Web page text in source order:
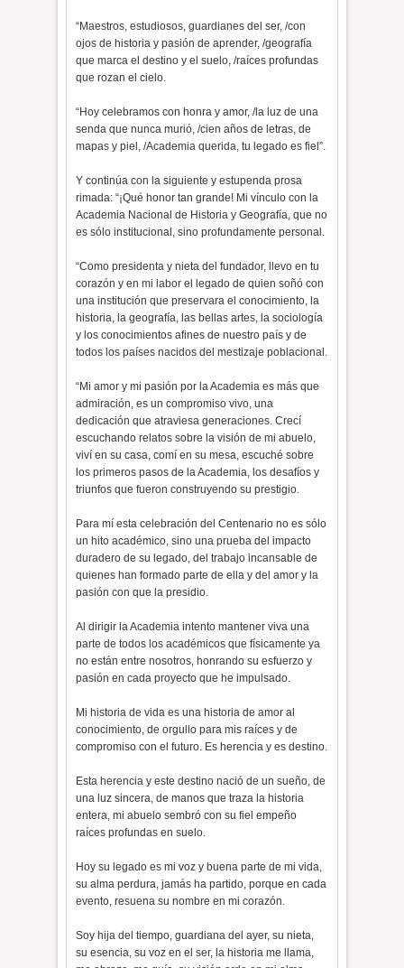
“Maestros, estudiosos, guardianes del ser, /con
ojos de historia y pasión de aprender, /geografía
que marca el destino y el suelo, /raíces profundas
que rozan el cielo.
“Hoy celebramos con honra y amor, /la luz de una
senda que nunca murió, /cien años de letras, de
mapas y piel, /Academia querida, tu legado es fiel”.
Y continúa con la siguiente y estupenda prosa
rimada: “¡Qué honor tan grande! Mi vínculo con la
Academia Nacional de Historia y Geografía, que no
es sólo institucional, sino profundamente personal.
“Como presidenta y nieta del fundador, llevo en tu
corazón y en mi labor el legado de quien soñó con
una institución que preservara el conocimiento, la
historia, la geografía, las bellas artes, la sociología
y los conocimientos afines de nuestro país y de
todos los países nacidos del mestizaje poblacional.
“Mi amor y mi pasión por la Academia es más que
admiración, es un compromiso vivo, una
dedicación que atraviesa generaciones. Crecí
escuchando relatos sobre la visión de mi abuelo,
viví en su casa, comí en su mesa, escuché sobre
los primeros pasos de la Academia, los desafíos y
triunfos que fueron construyendo su prestigio.
Para mí esta celebración del Centenario no es sólo
un hito académico, sino una prueba del impacto
duradero de su legado, del trabajo incansable de
quienes han formado parte de ella y del amor y la
pasión con que la presidio.
Al dirigir la Academia intento mantener viva una
parte de todos los académicos que físicamente ya
no están entre nosotros, honrando su esfuerzo y
pasión en cada proyecto que he impulsado.
Mi historia de vida es una historia de amor al
conocimiento, de orgullo para mis raíces y de
compromiso con el futuro. Es herencia y es destino.
Esta herencia y este destino nació de un sueño, de
una luz sincera, de manos que traza la historia
entera, mi abuelo sembró con su fiel empeño
raíces profundas en suelo.
Hoy su legado es mi voz y buena parte de mi vida,
su alma perdura, jamás ha partido, porque en cada
evento, resuena su nombre en mi corazón.
Soy hija del tiempo, guardiana del ayer, su nieta,
su esencia, su voz en el ser, la historia me llama,